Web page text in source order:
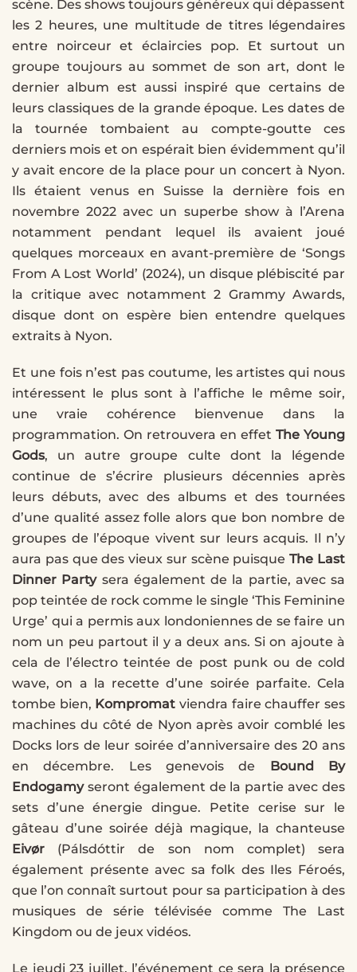
scène. Des shows toujours généreux qui dépassent
les 2 heures, une multitude de titres légendaires
entre noirceur et éclaircies pop. Et surtout un
groupe toujours au sommet de son art, dont le
dernier album est aussi inspiré que certains de
leurs classiques de la grande époque. Les dates de
la tournée tombaient au compte-goutte ces
derniers mois et on espérait bien évidemment qu’il
y avait encore de la place pour un concert à Nyon.
Ils étaient venus en Suisse la dernière fois en
novembre 2022 avec un superbe show à l’Arena
notamment pendant lequel ils avaient joué
quelques morceaux en avant-première de ‘Songs
From A Lost World’ (2024), un disque plébiscité par
la critique avec notamment 2 Grammy Awards,
disque dont on espère bien entendre quelques
extraits à Nyon.
Et une fois n’est pas coutume, les artistes qui nous
intéressent le plus sont à l’affiche le même soir,
une vraie cohérence bienvenue dans la
programmation. On retrouvera en effet The Young
Gods, un autre groupe culte dont la légende
continue de s’écrire plusieurs décennies après
leurs débuts, avec des albums et des tournées
d’une qualité assez folle alors que bon nombre de
groupes de l’époque vivent sur leurs acquis. Il n’y
aura pas que des vieux sur scène puisqueThe Last
Dinner Partysera également de la partie, avec sa
pop teintée de rock comme le single ‘This Feminine
Urge’ qui a permis aux londoniennes de se faire un
nom un peu partout il y a deux ans. Si on ajoute à
cela de l’électro teintée de post punk ou de cold
wave, on a la recette d’une soirée parfaite. Cela
tombe bien, Kompromat viendra faire chauffer ses
machines du côté de Nyon après avoir comblé les
Docks lors de leur soirée d’anniversaire des 20 ans
en décembre. Les genevois de Bound By
Endogamyseront également de la partie avec des
sets d’une énergie dingue. Petite cerise sur le
gâteau d’une soirée déjà magique, la chanteuse
Eivør (Pálsdóttir de son nom complet) sera
également présente avec sa folk des Iles Féroés,
que l’on connaît surtout pour sa participation à des
musiques de série télévisée comme The Last
Kingdom ou de jeux vidéos.
Le jeudi 23 juillet, l’événement ce sera la présence